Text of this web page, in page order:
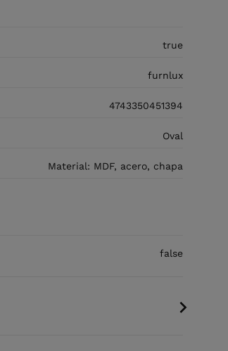
true
furnlux
4743350451394
Oval
Material: MDF, acero, chapa
false